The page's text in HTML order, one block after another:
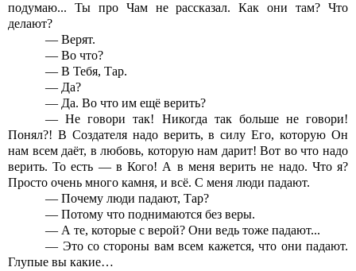
подумаю... Ты про Чам не рассказал. Как они там? Что
делают?
— Верят.
— Во что?
— В Тебя, Тар.
— Да?
— Да. Во что им ещё верить?
— Не говори так! Никогда так больше не говори!
Понял?! В Создателя надо верить, в силу Его, которую Он
нам всем даёт, в любовь, которую нам дарит! Вот во что надо
верить. То есть — в Кого! А в меня верить не надо. Что я?
Просто очень много камня, и всё. С меня люди падают.
— Почему люди падают, Тар?
— Потому что поднимаются без веры.
— А те, которые с верой? Они ведь тоже падают...
— Это со стороны вам всем кажется, что они падают.
Глупые вы какие…